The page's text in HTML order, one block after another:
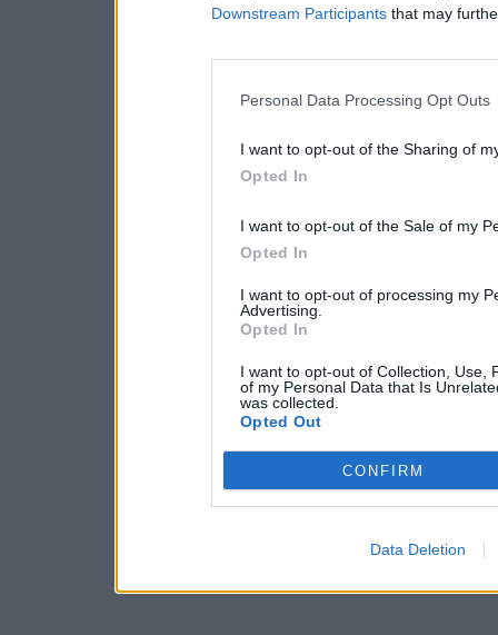
Downstream Participants that may
Personal Data Processing Opt Outs
I want to opt-out of the Sharing of
Opted In
I want to opt-out of the Sale of my
Opted In
I want to opt-out of processing my
Advertising.
Opted In
I want to opt-out of Collection, Use,
of my Personal Data that Is
was collected.
Opted Out
CONFIRM
Data Deletion